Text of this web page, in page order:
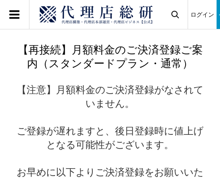

ログイン
【再接続】月額料金のご決済登録ご案
内（スタンダードプラン・通常）
【注意】月額料金のご決済登録がなされて
いません。
ご登録が遅れますと、後日登録時に値上げ
となる可能性がございます。
お早めに以下よりご決済登録をお願いいた